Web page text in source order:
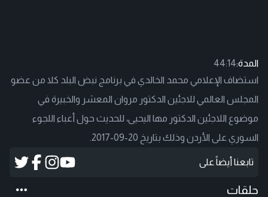
المدة:44:14
استضاف الإعلامي محمد الخالدي في برنامج نبض البلد كلا من عضو
المجلس العالمي للاجئين الدكتور مروان المعشر والخبيرة في
موضوع اللاجئين الدكتور مها اليحيى، للحديث حول أعباء اللجوء
السوري على الأردن وذلك بتاريخ 20-09-2017.
تابعنا أيضاً على
حلقات